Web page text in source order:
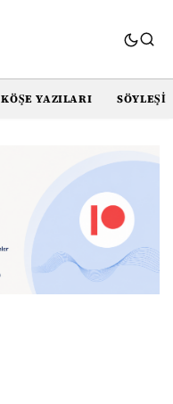
KÖŞE YAZILARI SÖYLEŞI